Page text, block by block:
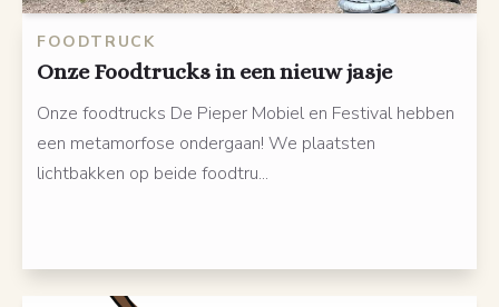
FOODTRUCK
Onze Foodtrucks in een nieuw jasje
Onze foodtrucks De Pieper Mobiel en Festival hebben
een metamorfose ondergaan! We plaatsten
lichtbakken op beide foodtru...